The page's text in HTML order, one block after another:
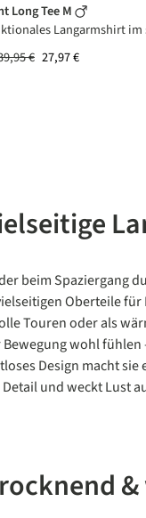
Long Tee M
Langarmshirt
€ 27,97 €
beim Spaziergang
Oberteile
Touren oder als
wohl
Design macht
und weckt Lust